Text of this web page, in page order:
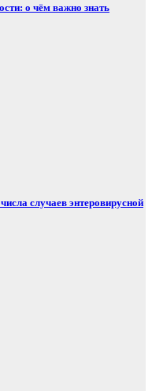
о чём важно знать
случаев энтеровирусной